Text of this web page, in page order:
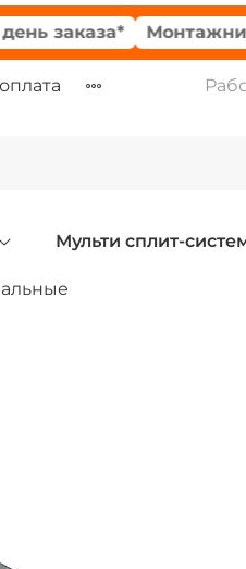
Монтажники с
Мульти сплит-